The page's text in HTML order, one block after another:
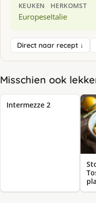
KEUKEN
Europese
HERKOMST
Italie
Direct naar recept ↓
Misschien ook
Intermezze 2